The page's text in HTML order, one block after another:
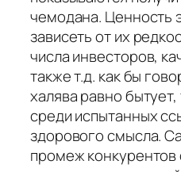
чемодана. Ценность
зависеть от их
числа инвесторов,
также т.д. как бы
халява равно
среди испытанных
здорового смысла.
промеж